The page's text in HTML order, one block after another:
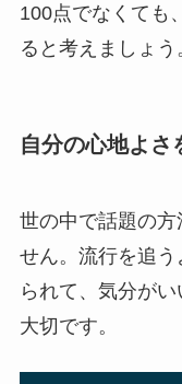
100点でなくても
ると考えましょう
自分の心地よさ
世の中で話題の
せん。流行を追
られて、気分が
大切です。